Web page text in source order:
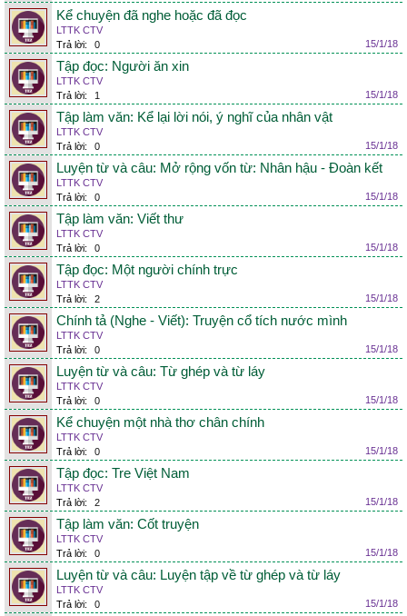
Kể chuyện đã nghe hoặc đã đọc
LTTK CTV
Trả lời:
0 15/1/18
Tập đọc: Người ăn xin
LTTK CTV
Trả lời:
1 15/1/18
Tập làm văn: Kể lại lời nói, ý nghĩ của nhân vật
LTTK CTV
Trả lời:
0 15/1/18
Luyện từ và câu: Mở rộng vốn từ: Nhân hậu - Đoàn kết
LTTK CTV
Trả lời:
0 15/1/18
Tập làm văn: Viết thư
LTTK CTV
Trả lời:
0 15/1/18
Tập đọc: Một người chính trực
LTTK CTV
Trả lời:
2 15/1/18
Chính tả (Nghe - Viết): Truyện cổ tích nước mình
LTTK CTV
Trả lời:
0 15/1/18
Luyện từ và câu: Từ ghép và từ láy
LTTK CTV
Trả lời:
0 15/1/18
Kể chuyện một nhà thơ chân chính
LTTK CTV
Trả lời:
0 15/1/18
Tập đọc: Tre Việt Nam
LTTK CTV
Trả lời:
2 15/1/18
Tập làm văn: Cốt truyện
LTTK CTV
Trả lời:
0 15/1/18
Luyện từ và câu: Luyện tập về từ ghép và từ láy
LTTK CTV
Trả lời:
0 15/1/18